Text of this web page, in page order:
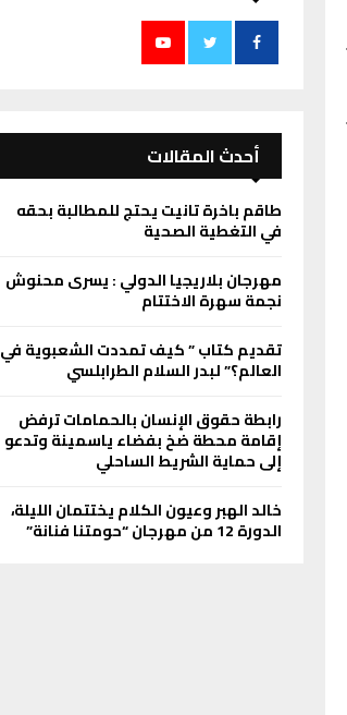
أحدث المقالات
طاقم باخرة تانيت يحتج للمطالبة بحقه
في التغطية الصحية
مهرجان بلاريجيا الدولي : يسرى محنوش
نجمة سهرة الاختتام
تقديم كتاب ” كيف تمددت الشعبوية في
العالم؟” لبدر السلام الطرابلسي
رابطة حقوق الإنسان بالحمامات ترفض
إقامة محطة ضخ بفضاء ياسمينة وتدعو
إلى حماية الشريط الساحلي
خالد الهبر وعيون الكلام يختتمان الليلة،
الدورة 12 من مهرجان “حومتنا فنانة”